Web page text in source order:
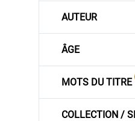
AUTEUR
ÂGE
MOTS DU TITRE
COLLECTION /